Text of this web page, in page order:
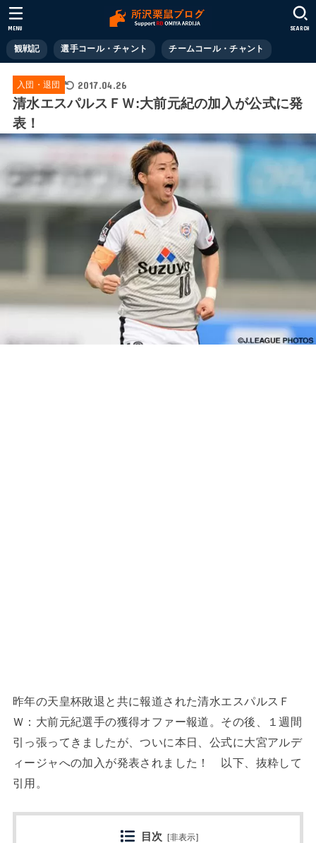
観戦記 選手コール・チャント チームコール・チャント
SEARCH
MENU
入団・退団 2017.04.26
清水エスパルスＦＷ:大前元紀の加入が公式に発
表！
昨年の天皇杯敗退と共に報道された清水エスパルスＦ
Ｗ：大前元紀選手の獲得オファー報道。その後、１週間
引っ張ってきましたが、ついに本日、公式に大宮アルデ
ィージャへの加入が発表されました！ 以下、抜粋して
引用。
目次 [非表示]